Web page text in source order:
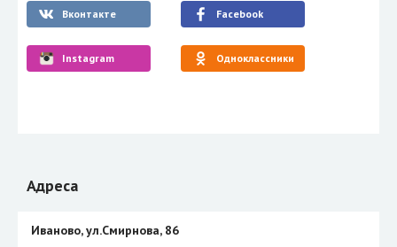
Вконтакте Facebook
Instagram Одноклассники
Адреса
Иваново, ул.Смирнова, 86